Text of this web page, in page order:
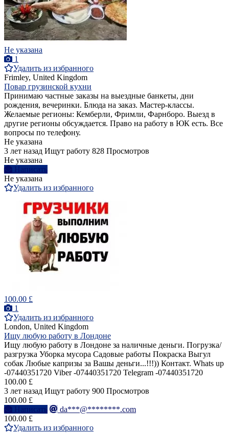
Не указана
1
Удалить из избранного
Frimley, United Kingdom
Повар грузинской кухни
Принимаю частные заказы на выездные банкеты, дни
рождения, вечеринки. Блюда на заказ. Мастер-классы.
Желаемые регионы: Кемберли, Фримли, Фарнборо. Выезд в
другие регионы обсуждается. Право на работу в ЮК есть. Все
вопросы по телефону.
Не указана
3 лет назад Ищут работу 828 Просмотров
Не указана
Написать
Не указана
Удалить из избранного
100.00 £
1
Удалить из избранного
London, United Kingdom
Ищу любую работу в Лондоне
Ищу любую работу в Лондоне за наличные деньги. Погрузка/
разгрузка Уборка мусора Садовые работы Покраска Выгул
собак Любые капризы за Вашы деньги...!!!)) Контакт. Whats up
-07440351720 Viber -07440351720 Telegram -07440351720
100.00 £
3 лет назад Ищут работу 900 Просмотров
100.00 £
Написать
da***@********.com
100.00 £
Удалить из избранного